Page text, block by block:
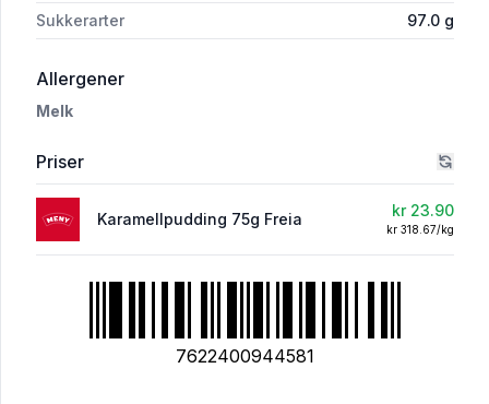
Sukkerarter
97.0 g
Allergeneri 'Karamellpudding 75g Freia'
Melk
Priser
Karamellpudding 75g Freia kr 23.90
kr 318.67/kg
7622400944581